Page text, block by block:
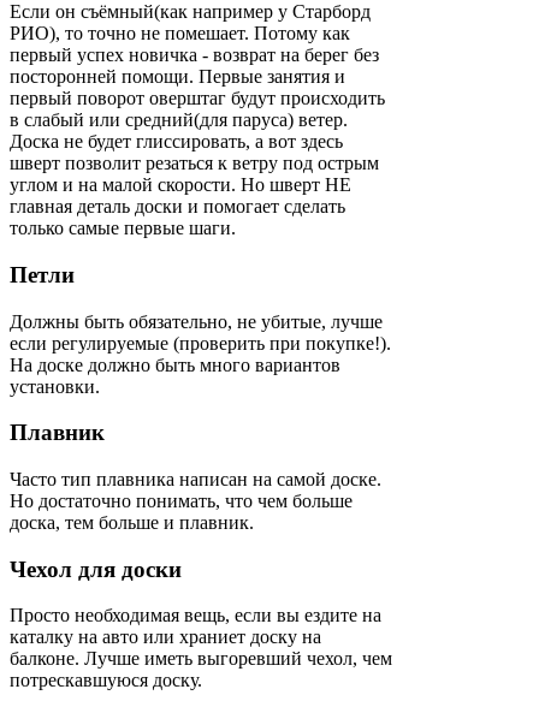
Если он съёмный(как например у Старборд
РИО), то точно не помешает. Потому как
первый успех новичка - возврат на берег без
посторонней помощи. Первые занятия и
первый поворот оверштаг будут происходить
в слабый или средний(для паруса) ветер.
Доска не будет глиссировать, а вот здесь
шверт позволит резаться к ветру под острым
углом и на малой скорости. Но шверт НЕ
главная деталь доски и помогает сделать
только самые первые шаги.
Петли
Должны быть обязательно, не убитые, лучше
если регулируемые (проверить при покупке!).
На доске должно быть много вариантов
установки.
Плавник
Часто тип плавника написан на самой доске.
Но достаточно понимать, что чем больше
доска, тем больше и плавник.
Чехол для доски
Просто необходимая вещь, если вы ездите на
каталку на авто или храниет доску на
балконе. Лучше иметь выгоревший чехол, чем
потрескавшуюся доску.